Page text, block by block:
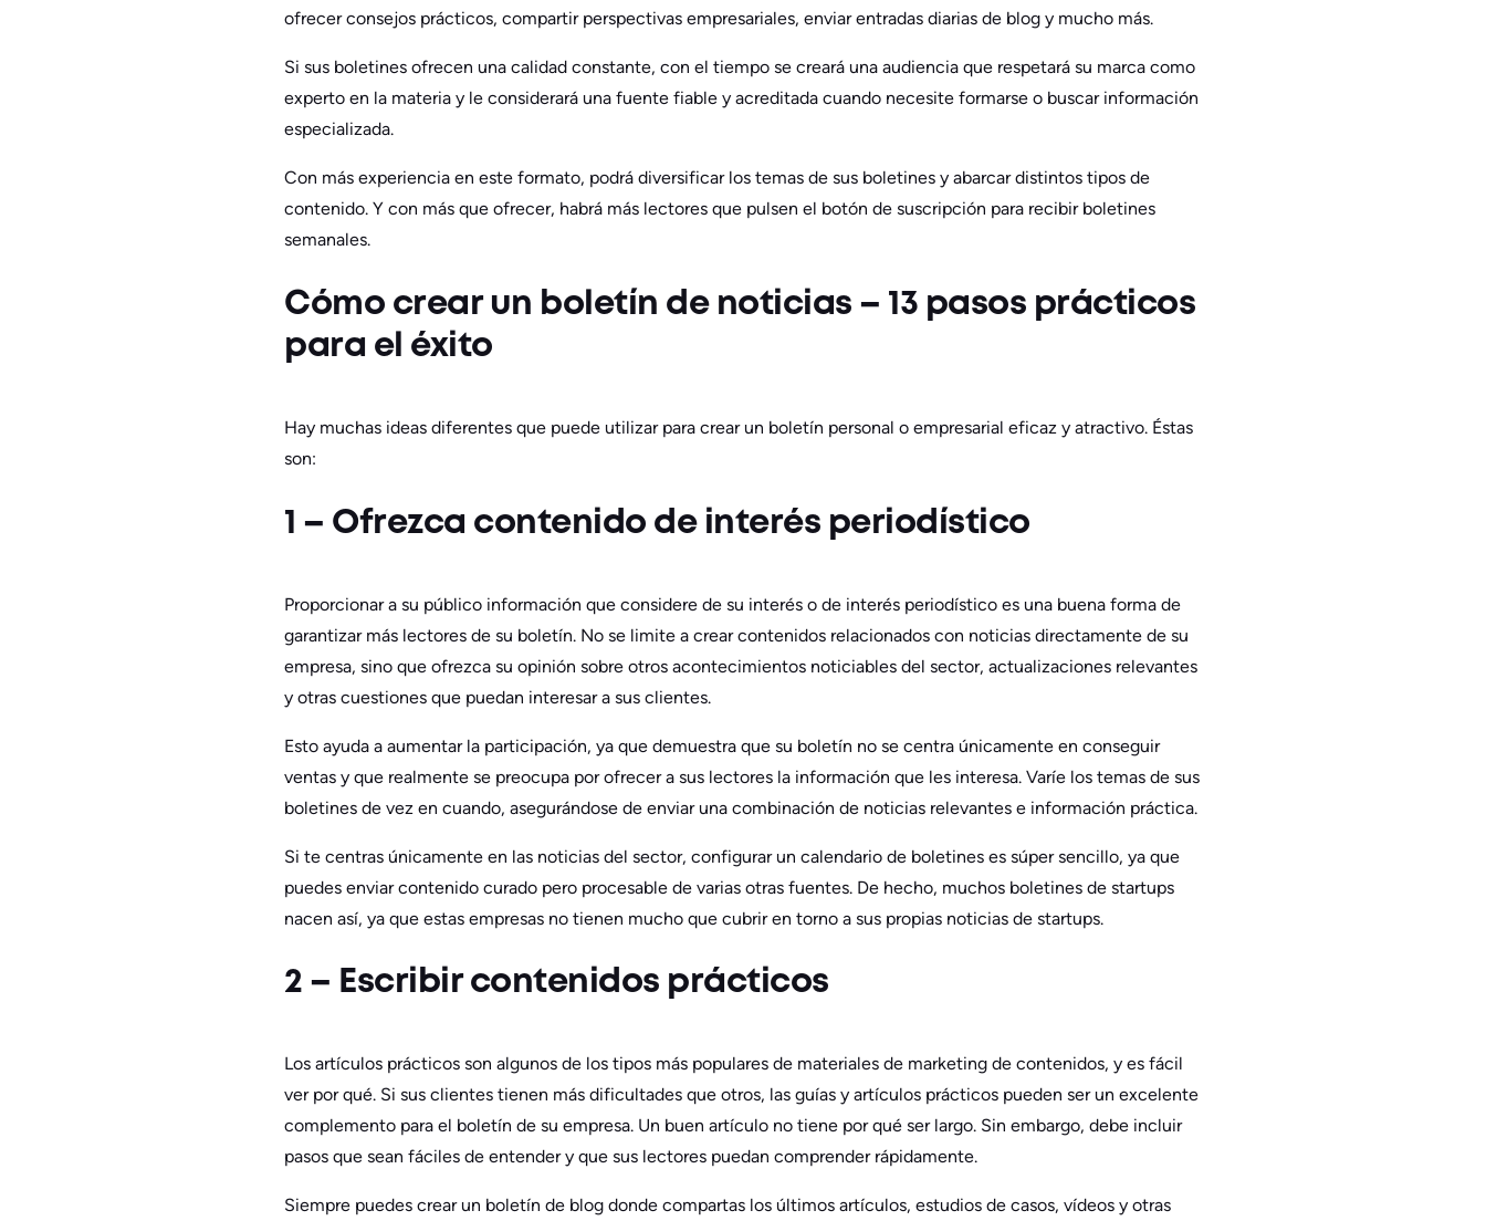
ofrecer consejos prácticos, compartir perspectivas empresariales, enviar entradas diarias de blog y mucho más.
Si sus boletines ofrecen una calidad constante, con el tiempo se creará una audiencia que respetará su marca como
experto en la materia y le considerará una fuente fiable y acreditada cuando necesite formarse o buscar información
especializada.
Con más experiencia en este formato, podrá diversificar los temas de sus boletines y abarcar distintos tipos de
contenido. Y con más que ofrecer, habrá más lectores que pulsen el botón de suscripción para recibir boletines
semanales.
Cómo crear un boletín de noticias – 13 pasos prácticos
para el éxito
Hay muchas ideas diferentes que puede utilizar para crear un boletín personal o empresarial eficaz y atractivo. Éstas
son:
1 – Ofrezca contenido de interés periodístico
Proporcionar a su público información que considere de su interés o de interés periodístico es una buena forma de
garantizar más lectores de su boletín. No se limite a crear contenidos relacionados con noticias directamente de su
empresa, sino que ofrezca su opinión sobre otros acontecimientos noticiables del sector, actualizaciones relevantes
y otras cuestiones que puedan interesar a sus clientes.
Esto ayuda a aumentar la participación, ya que demuestra que su boletín no se centra únicamente en conseguir
ventas y que realmente se preocupa por ofrecer a sus lectores la información que les interesa. Varíe los temas de sus
boletines de vez en cuando, asegurándose de enviar una combinación de noticias relevantes e información práctica.
Si te centras únicamente en las noticias del sector, configurar un calendario de boletines es súper sencillo, ya que
puedes enviar contenido curado pero procesable de varias otras fuentes. De hecho, muchos boletines de startups
nacen así, ya que estas empresas no tienen mucho que cubrir en torno a sus propias noticias de startups.
2 – Escribir contenidos prácticos
Los artículos prácticos son algunos de los tipos más populares de materiales de marketing de contenidos, y es fácil
ver por qué. Si sus clientes tienen más dificultades que otros, las guías y artículos prácticos pueden ser un excelente
complemento para el boletín de su empresa. Un buen artículo no tiene por qué ser largo. Sin embargo, debe incluir
pasos que sean fáciles de entender y que sus lectores puedan comprender rápidamente.
Siempre puedes crear un boletín de blog donde compartas los últimos artículos, estudios de casos, vídeos y otras